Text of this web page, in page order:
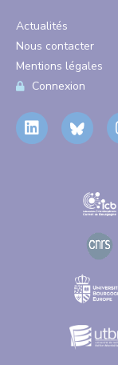
Actualités
Nous contacter
Mentions légales
Connexion